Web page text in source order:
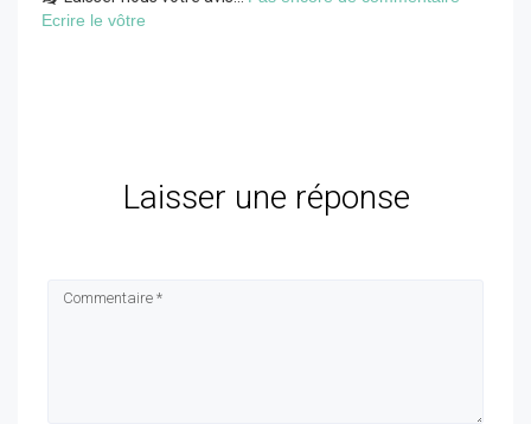
Ecrire le vôtre
Laisser une réponse